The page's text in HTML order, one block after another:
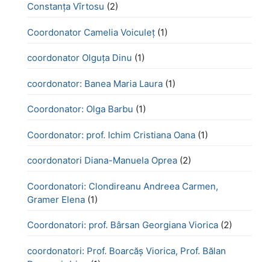
Constanța Vîrtosu (2)
Coordonator Camelia Voiculeț (1)
coordonator Olguța Dinu (1)
coordonator: Banea Maria Laura (1)
Coordonator: Olga Barbu (1)
Coordonator: prof. Ichim Cristiana Oana (1)
coordonatori Diana-Manuela Oprea (2)
Coordonatori: Clondireanu Andreea Carmen,
Gramer Elena (1)
Coordonatori: prof. Bârsan Georgiana Viorica (2)
coordonatori: Prof. Boarcăș Viorica, Prof. Bălan